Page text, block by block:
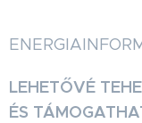
LEHETŐVÉ
ÉS